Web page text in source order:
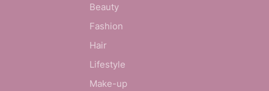
Beauty
Fashion
Hair
Lifestyle
Make-up